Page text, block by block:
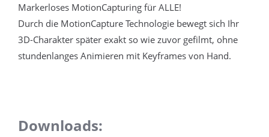
Markerloses MotionCapturing für ALLE!
Durch die MotionCapture Technologie bewegt sich Ihr
3D-Charakter später exakt so wie zuvor gefilmt, ohne
stundenlanges Animieren mit Keyframes von Hand.
Downloads: